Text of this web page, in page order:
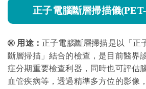
正子電腦斷層掃描儀
用途： 正子電腦斷層掃描是以「正
斷層掃描」結合的檢查，是目前醫界
症分期重要檢查利器，同時也可評估
血管疾病等，透過精準多方位的影像